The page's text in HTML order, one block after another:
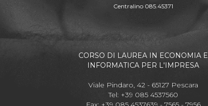
Centralino 085.45371
CORSO DI LAUREA IN ECONOMIA E
INFORMATICA PER L'IMPRESA
Viale Pindaro, 42 - 65127 Pescara
Tel: +39 085 4537560